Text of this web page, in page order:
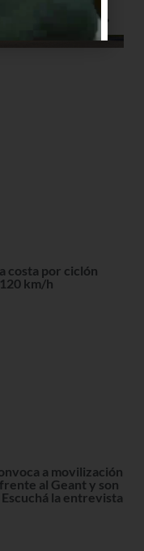
costa por ciclón
km/h
a movilización
al Geant y son
la entrevista